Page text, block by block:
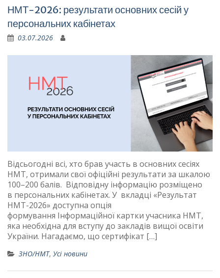
НМТ-2026: результати основних сесій у
персональних кабінетах
03.07.2026
Відсьогодні всі, хто брав участь в основних сесіях
НМТ, отримали свої офіційні результати за шкалою
100–200 балів. Відповідну інформацію розміщено
в персональних кабінетах. У вкладці «Результат
НМТ-2026» доступна опція
формування Інформаційної картки учасника НМТ,
яка необхідна для вступу до закладів вищої освіти
України. Нагадаємо, що сертифікат […]
ЗНО/НМТ, Усі новини